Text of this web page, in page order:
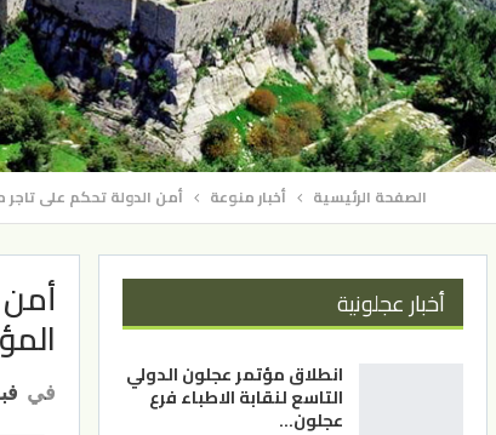
الصفحة الرئيسية أخبار منوعة أمن الدولة تحكم على تاجر
في
أخبار عجلونية
انطلاق مؤتمر عجلون الدولي
التاسع لنقابة الاطباء فرع
عجلون…